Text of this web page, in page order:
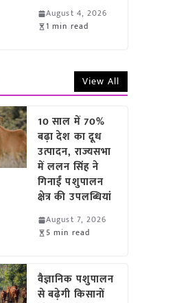
August 4, 2026
1 min read
View All
10 साल में 70%
बढ़ा देश का दूध
उत्पादन, राज्यसभा
में ललन सिंह ने
गिनाईं पशुपालन
क्षेत्र की उपलब्धियां
August 7, 2026
5 min read
वैज्ञानिक पशुपालन
से बढ़ेगी किसानों